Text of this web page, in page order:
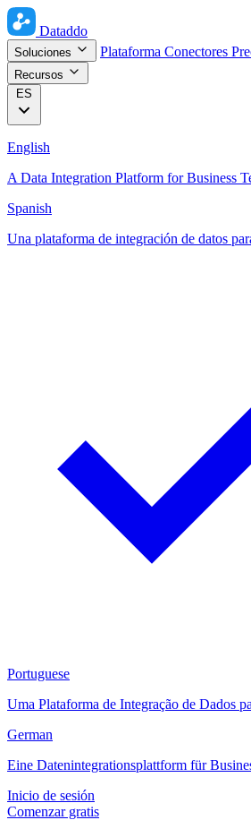
Dataddo
Soluciones Plataforma Conectores
Recursos
ES
English
A Data Integration Platform for Business
Spanish
Una plataforma de integración de datos
Portuguese
Uma Plataforma de Integração de Dados
German
Eine Datenintegrationsplattform für
Inicio de sesión
Comenzar gratis